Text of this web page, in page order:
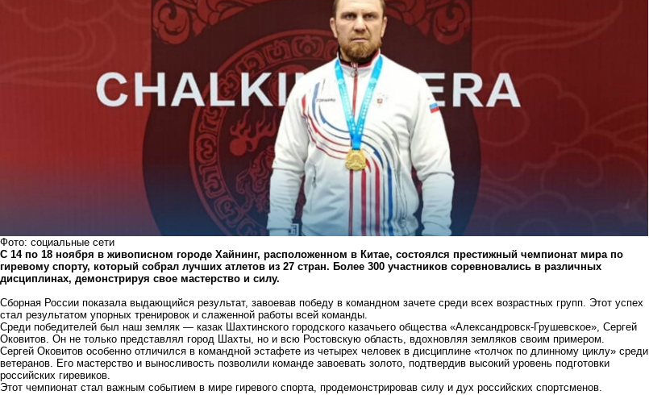
Фото: социальные сети
С 14 по 18 ноября в живописном городе Хайнинг, расположенном в Китае, состоялся престижный чемпионат мира по
гиревому спорту, который собрал лучших атлетов из 27 стран. Более 300 участников соревновались в различных
дисциплинах, демонстрируя свое мастерство и силу.
Сборная России показала выдающийся результат, завоевав победу в командном зачете среди всех возрастных групп. Этот успех
стал результатом упорных тренировок и слаженной работы всей команды.
Среди победителей был наш земляк — казак Шахтинского городского казачьего общества «Александровск-Грушевское», Сергей
Оковитов. Он не только представлял город Шахты, но и всю Ростовскую область, вдохновляя земляков своим примером.
Сергей Оковитов особенно отличился в командной эстафете из четырех человек в дисциплине «толчок по длинному циклу» среди
ветеранов. Его мастерство и выносливость позволили команде завоевать золото, подтвердив высокий уровень подготовки
российских гиревиков.
Этот чемпионат стал важным событием в мире гиревого спорта, продемонстрировав силу и дух российских спортсменов.